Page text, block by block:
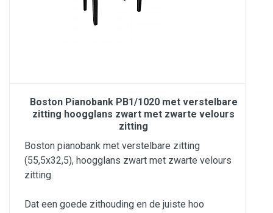
Boston Pianobank PB1/1020 met verstelbare
zitting hoogglans zwart met zwarte velours
zitting
Boston pianobank met verstelbare zitting
(55,5x32,5), hoogglans zwart met zwarte velours
zitting.
Dat een goede zithouding en de juiste hoo